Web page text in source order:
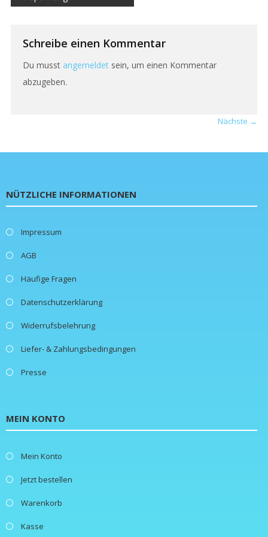
Schreibe einen Kommentar
Du musst angemeldetsein, um einen Kommentar
abzugeben.
Nächste →
NÜTZLICHE INFORMATIONEN
Impressum
AGB
Häufige Fragen
Datenschutzerklärung
Widerrufsbelehrung
Liefer- & Zahlungsbedingungen
Presse
MEIN KONTO
Mein Konto
Jetzt bestellen
Warenkorb
Kasse